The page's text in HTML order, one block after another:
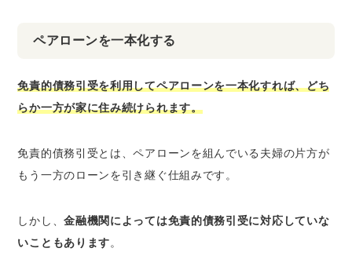
ペアローンを一本化する
免責的債務引受を利用してペアローンを一本化すれば、どち
らか一方が家に住み続けられます。
免責的債務引受とは、ペアローンを組んでいる夫婦の片方が
もう一方のローンを引き継ぐ仕組みです。
しかし、金融機関によっては免責的債務引受に対応していな
いこともあります。